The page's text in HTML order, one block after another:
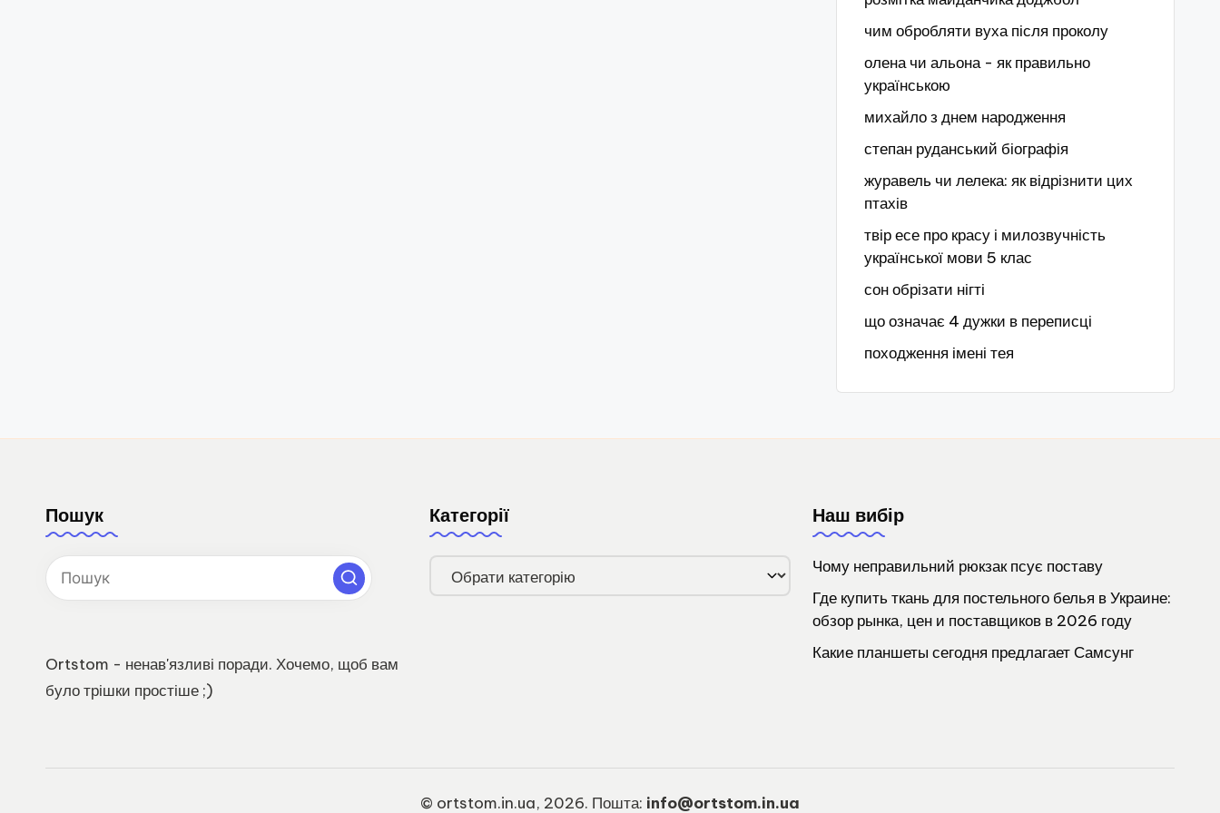
чим обробляти вуха після проколу
олена чи альона - як правильно
українською
михайло з днем народження
степан руданський біографія
журавель чи лелека: як відрізнити цих
птахів
твір есе про красу і милозвучність
української мови 5 клас
сон обрізати нігті
що означає 4 дужки в переписці
походження імені тея
Пошук
Ortstom - ненав'язливі поради. Хочемо, щоб вам
було трішки простіше ;)
Категорії
Категорії
Наш вибір
Чому неправильний рюкзак псує поставу
Где купить ткань для постельного белья в Украине:
обзор рынка, цен и поставщиков в 2026 году
Какие планшеты сегодня предлагает Самсунг
© ortstom.in.ua, 2026. Пошта: info@ortstom.in.ua